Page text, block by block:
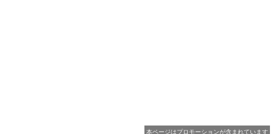
本ページはプロモーションが含まれています